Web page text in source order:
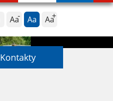
Aa Aa Aa
Kontakty